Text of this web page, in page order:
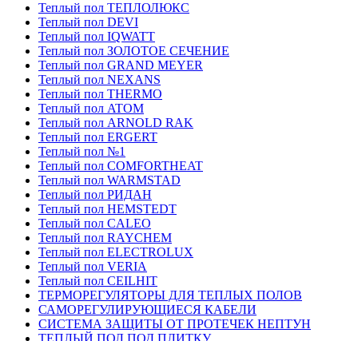
Теплый пол ТЕПЛОЛЮКС
Теплый пол DEVI
Теплый пол IQWATT
Теплый пол ЗОЛОТОЕ СЕЧЕНИЕ
Теплый пол GRAND MEYER
Теплый пол NEXANS
Теплый пол THERMO
Теплый пол ATOM
Теплый пол ARNOLD RAK
Теплый пол ERGERT
Теплый пол №1
Теплый пол COMFORTHEAT
Теплый пол WARMSTAD
Теплый пол РИДАН
Теплый пол HEMSTEDT
Теплый пол CALEO
Теплый пол RAYCHEM
Теплый пол ELECTROLUX
Теплый пол VERIA
Теплый пол CEILHIT
ТЕРМОРЕГУЛЯТОРЫ ДЛЯ ТЕПЛЫХ ПОЛОВ
САМОРЕГУЛИРУЮЩИЕСЯ КАБЕЛИ
СИСТЕМА ЗАЩИТЫ ОТ ПРОТЕЧЕК НЕПТУН
ТЕПЛЫЙ ПОЛ ПОД ПЛИТКУ